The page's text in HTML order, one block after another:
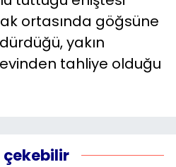
ortasında göğsüne
yakın
tahliye olduğu